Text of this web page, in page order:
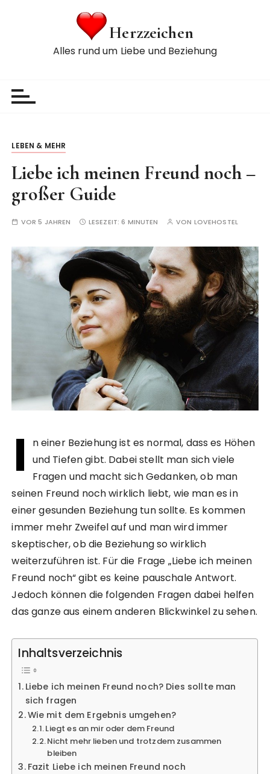
Herzzeichen
Alles rund um Liebe und Beziehung
LEBEN & MEHR
Liebe ich meinen Freund noch –
großer Guide
VOR 5 JAHREN LESEZEIT:6 MINUTEN VON LOVEHOSTEL
I
n einer Beziehung ist es normal, dass es Höhen
und Tiefen gibt. Dabei stellt man sich viele
Fragen und macht sich Gedanken, ob man
seinen Freund noch wirklich liebt, wie man es in
einer gesunden Beziehung tun sollte. Es kommen
immer mehr Zweifel auf und man wird immer
skeptischer, ob die Beziehung so wirklich
weiterzuführen ist. Für die Frage „Liebe ich meinen
Freund noch“ gibt es keine pauschale Antwort.
Jedoch können die folgenden Fragen dabei helfen
das ganze aus einem anderen Blickwinkel zu sehen.
Inhaltsverzeichnis
Liebe ich meinen Freund noch? Dies sollte man
sich fragen
Wie mit dem Ergebnis umgehen?
Liegt es an mir oder dem Freund
Nicht mehr lieben und trotzdem zusammen
bleiben
Fazit Liebe ich meinen Freund noch